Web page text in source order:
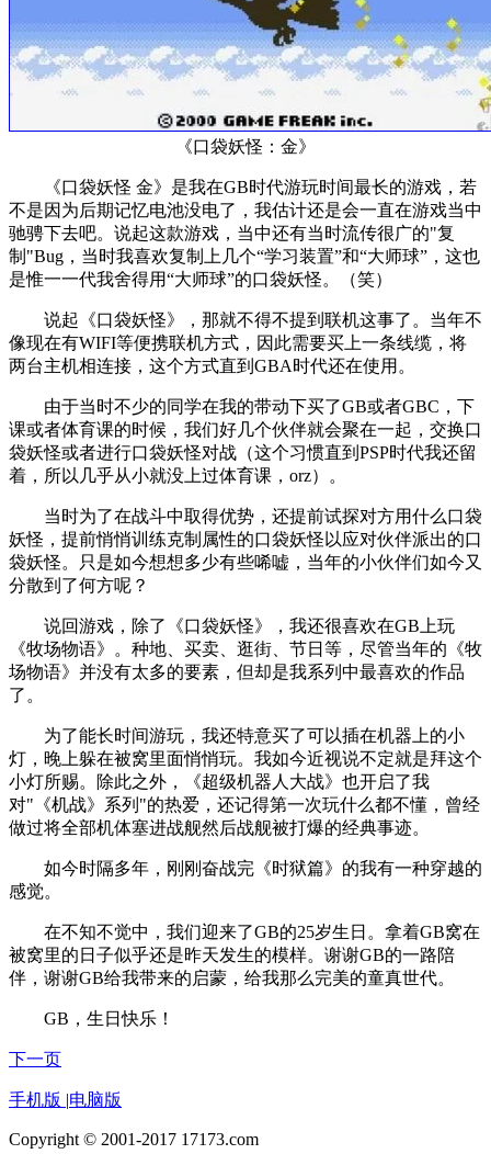
《口袋妖怪：金》
《口袋妖怪 金》是我在GB时代游玩时间最长的游戏，若
不是因为后期记忆电池没电了，我估计还是会一直在游戏当中
驰骋下去吧。说起这款游戏，当中还有当时流传很广的"复
制"Bug，当时我喜欢复制上几个“学习装置”和“大师球”，这也
是惟一一代我舍得用“大师球”的口袋妖怪。（笑）
说起《口袋妖怪》，那就不得不提到联机这事了。当年不
像现在有WIFI等便携联机方式，因此需要买上一条线缆，将
两台主机相连接，这个方式直到GBA时代还在使用。
由于当时不少的同学在我的带动下买了GB或者GBC，下
课或者体育课的时候，我们好几个伙伴就会聚在一起，交换口
袋妖怪或者进行口袋妖怪对战（这个习惯直到PSP时代我还留
着，所以几乎从小就没上过体育课，orz）。
当时为了在战斗中取得优势，还提前试探对方用什么口袋
妖怪，提前悄悄训练克制属性的口袋妖怪以应对伙伴派出的口
袋妖怪。只是如今想想多少有些唏嘘，当年的小伙伴们如今又
分散到了何方呢？
说回游戏，除了《口袋妖怪》，我还很喜欢在GB上玩
《牧场物语》。种地、买卖、逛街、节日等，尽管当年的《牧
场物语》并没有太多的要素，但却是我系列中最喜欢的作品
了。
为了能长时间游玩，我还特意买了可以插在机器上的小
灯，晚上躲在被窝里面悄悄玩。我如今近视说不定就是拜这个
小灯所赐。除此之外，《超级机器人大战》也开启了我
对"《机战》系列"的热爱，还记得第一次玩什么都不懂，曾经
做过将全部机体塞进战舰然后战舰被打爆的经典事迹。
如今时隔多年，刚刚奋战完《时狱篇》的我有一种穿越的
感觉。
在不知不觉中，我们迎来了GB的25岁生日。拿着GB窝在
被窝里的日子似乎还是昨天发生的模样。谢谢GB的一路陪
伴，谢谢GB给我带来的启蒙，给我那么完美的童真世代。
GB，生日快乐！
下一页
手机版 |电脑版
Copyright © 2001-2017 17173.com